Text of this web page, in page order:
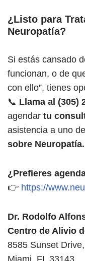
¿Listo para
Neuropatía?
Si estás cansado
funcionan, o de
con ello”, tienes
📞 Llama al (305)
agendar tu
asistencia a uno
sobre Neuropatía.
¿Prefieres
👉 https://
Dr. Rodolfo
Centro de Alivio
8585 Sunset
Miami, FL 33143